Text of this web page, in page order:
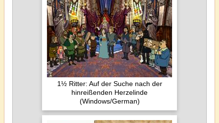
1½ Ritter: Auf der Suche nach der
hinreißenden Herzelinde
(Windows/German)